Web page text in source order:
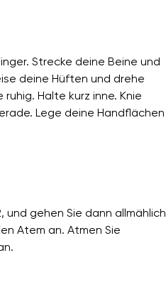
Strecke deine Beine und
deine Hüften und drehe
Halte kurz inne. Knie
Lege deine Handflächen
gehen Sie dann allmählich
Atem an. Atmen Sie